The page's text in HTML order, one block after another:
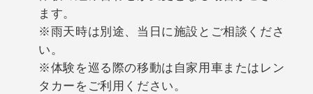
ます。
※雨天時は別途、当日に施設とご相談くださ
い。
※体験を巡る際の移動は自家用車またはレン
タカーをご利用ください。